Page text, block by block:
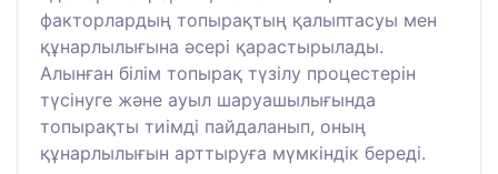
факторлардың топырақтың қалыптасуы мен
құнарлылығына әсері қарастырылады.
Алынған білім топырақ түзілу процестерін
түсінуге және ауыл шаруашылығында
топырақты тиімді пайдаланып, оның
құнарлылығын арттыруға мүмкіндік береді.